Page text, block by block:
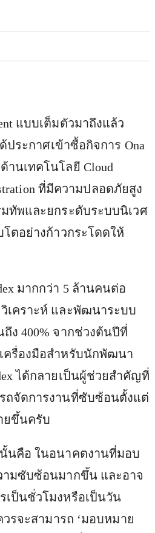
แบบเต็มตัวมาถึงแล้ว
ประกาศเข้าซื้อกิจการ Ona
นเทคโนโลยี Cloud
ที่มีความปลอดภัยสูง
ทัพและยกระดับระบบนิเวศ
โตอย่างก้าวกระโดดให้
มากกว่า 5 ล้านคนต่อ
เคราะห์ และพัฒนาระบบ
ง 400% จากช่วงต้นปีที่
ครื่องมือสำหรับนักพัฒนา
ได้กลายเป็นผู้ช่วยสำคัญที่
ถจัดการงานที่ซับซ้อนตั้งแต่
ยขึ้นครับ
นคือ ในอนาคตงานที่มอบ
ามซับซ้อนมากขึ้น และอาจ
เป็นชั่วโมงหรือเป็นวัน
วรจะสามารถ ‘มอบหมาย